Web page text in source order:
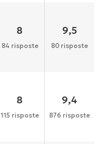
8
84 risposte
9,5
80 risposte
8
115 risposte
9,4
876 risposte